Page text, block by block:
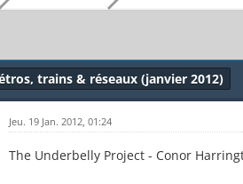
trains & réseaux (janvier 2012)
Jeu. 19 Jan. 2012, 01:24
The Underbelly Project - Conor